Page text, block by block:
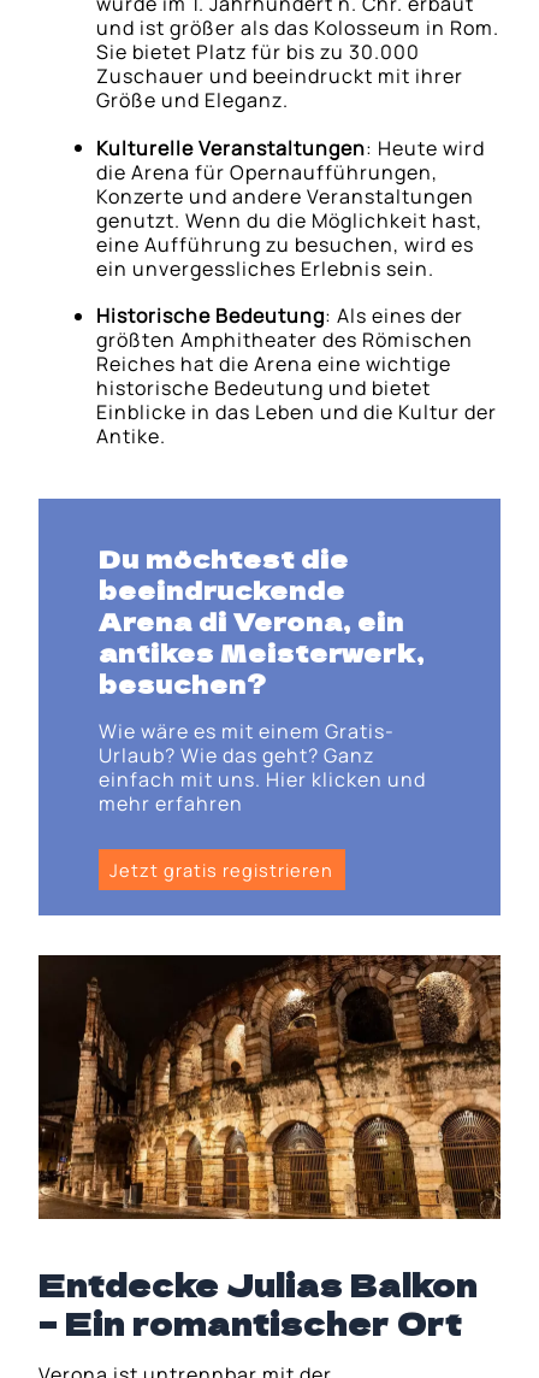
und ist größer als das Kolosseum in Rom.
Sie bietet Platz für bis zu 30.000
Zuschauer und beeindruckt mit ihrer
Größe und Eleganz.
Kulturelle Veranstaltungen: Heute wird
die Arena für Opernaufführungen,
Konzerte und andere Veranstaltungen
genutzt. Wenn du die Möglichkeit hast,
eine Aufführung zu besuchen, wird es
ein unvergessliches Erlebnis sein.
Historische Bedeutung: Als eines der
größten Amphitheater des Römischen
Reiches hat die Arena eine wichtige
historische Bedeutung und bietet
Einblicke in das Leben und die Kultur der
Antike.
Du möchtest die
beeindruckende
Arena di Verona, ein
antikes Meisterwerk,
besuchen?
Wie wäre es mit einem Gratis-
Urlaub? Wie das geht? Ganz
einfach mit uns. Hier klicken und
mehr erfahren
Jetzt gratis registrieren
Entdecke Julias Balkon
– Ein romantischer Ort